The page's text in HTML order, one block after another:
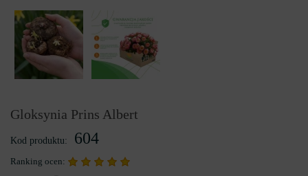
Gloksynia Prins Albert
Kod produktu: 604
Ranking ocen: